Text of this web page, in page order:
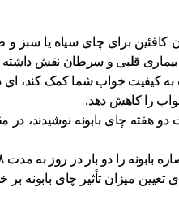
کافئین برای چای سیاه یا
قلبی و سرطان نقش داشته
کیفیت خواب شما کمک کند،
را کاهش دهد.
هفته چای بابونه نوشیدند،
تعیین میزان تأثیر چای